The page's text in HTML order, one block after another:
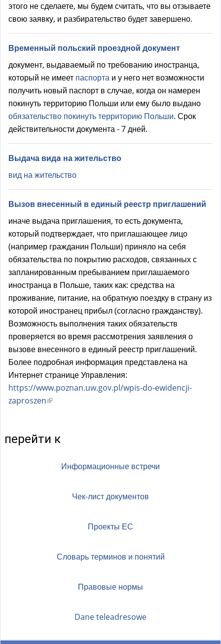
этого не сделаете, мы будем считать, что вы отзываете
свою заявку, и разбирательство будет завершено.
Временный польский проездной документ
документ, выдаваемый по требованию иностранца,
который не имеет паспорта и у него нет возможности
получить новый паспорт в случае, когда он намерен
покинуть территорию Польши или ему было выдано
обязательство покинуть территорию Польши. Срок
действительности документа - 7 дней.
Выдача видa на жительство
вид на жительство
Вызов внесенный в единый реестр приглашений
иначе выдача приглашения, то есть документа,
который подтверждает, что приглашающее лицо
(например гражданин Польши) приняло на себя
обязательства по покрытию расходов, связанных с
запланированным пребыванием приглашаемого
иностранца в Польше, таких как: средства на
проживание, питание, на обратную поездку в страну из
которой иностранец прибыл (согласно гражданству).
Возможность выполнения таких обязательств
проверяется во время рассмотрения заявления о
вызове внесенного в единый реестр приглашений.
Более подробная информация представлена на
Интернет странице Управления:
https://www.poznan.uw.gov.pl/wpis-do-ewidencji-
zaproszen(
е
перейти к
Информационные встречи
Чек-лист документов
Проекты ЕС
Словарь терминов и понятий
Правовые нормы
Dane teleadresowe